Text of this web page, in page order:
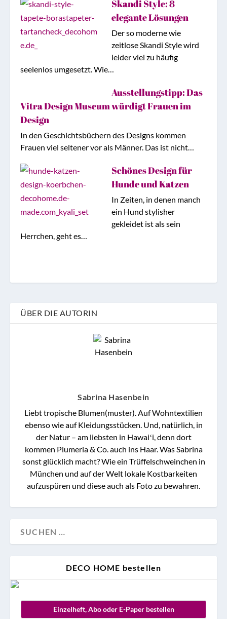
Skandi Style: 8
elegante Lösungen
Der so moderne wie
zeitlose Skandi Style wird
leider viel zu häufig
seelenlos umgesetzt. Wie…
Ausstellungstipp: Das
Vitra Design Museum würdigt Frauen im
Design
In den Geschichtsbüchern des Designs kommen
Frauen viel seltener vor als Männer. Das ist nicht…
Schönes Design für
Hunde und Katzen
In Zeiten, in denen manch
ein Hund stylisher
gekleidet ist als sein
Herrchen, geht es…
ÜBER DIE AUTORIN
Sabrina Hasenbein
Liebt tropische Blumen(muster). Auf Wohntextilien
ebenso wie auf Kleidungsstücken. Und, natürlich, in
der Natur – am liebsten in Hawaiʻi, denn dort
kommen Plumeria & Co. auch ins Haar. Was Sabrina
sonst glücklich macht? Wie ein Trüffelschweinchen in
München und auf der Welt lokale Kostbarkeiten
aufzuspüren und diese auch als Foto zu bewahren.
DECO HOME bestellen
Einzelheft, Abo oder E-Paper bestellen